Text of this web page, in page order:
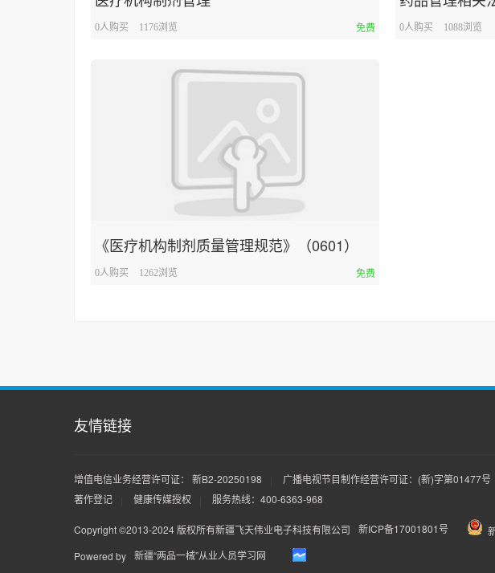
免费
0人购买 1176浏览 0人购买 1088浏览
《医疗机构制剂质量管理规范》（0601）
免费
0人购买 1262浏览
友情链接
增值电信业务经营许可证： 新B2-20250198 广播电视节目制作经营许可证：(新)字第01477号
著作登记
健康传媒授权 服务热线：400-6363-968
Copyright ©2013-2024 版权所有新疆飞天伟业电子科技有限公司 新ICP备17001801号
Powered by 新疆“两品一械”从业人员学习网